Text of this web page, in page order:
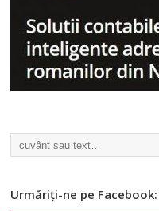
Urmăriți-ne pe Facebook: